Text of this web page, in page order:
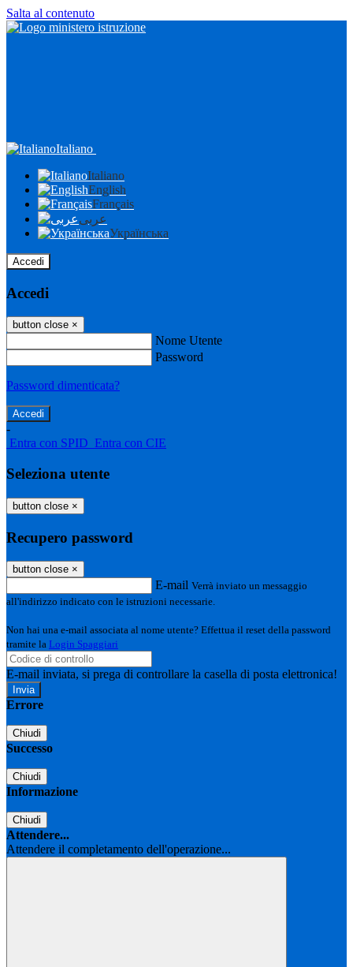
Salta al contenuto
Italiano
Italiano
English
Français
عربى
Українська
Accedi
Accedi
button close ×
Nome Utente
Password
Password dimenticata?
-
Entra con SPID Entra con CIE
Seleziona utente
button close ×
Recupero password
button close ×
E-mail Verrà inviato un messaggio
all'indirizzo indicato con le istruzioni necessarie.
Non hai una e-mail associata al nome utente? Effettua il reset della password
tramite la Login Spaggiari
E-mail inviata, si prega di controllare la casella di posta elettronica!
Errore
Chiudi
Successo
Chiudi
Informazione
Chiudi
Attendere...
Attendere il completamento dell'operazione...